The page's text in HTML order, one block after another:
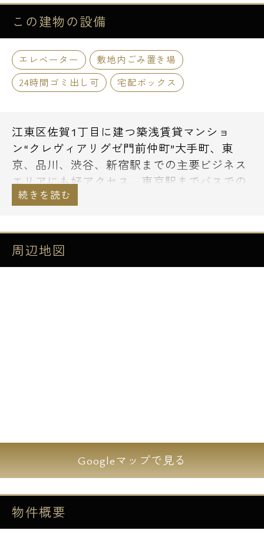
この建物の設備
エレベーター
敷地内ごみ置き場
24時間ゴミ出し可
宅配ボックス
江東区佐賀1丁目に建つ築浅賃貸マンショ
ン“クレヴィアリグゼ門前仲町”大手町、東
京、品川、渋谷、新宿駅までの主要ビジネス
エリアにも好アクセス。東京駅までバスでの
移動も可能です。コンビニ、飲食店はもちろ
元の方が集う居酒屋さんやご飯屋さんも多く
お気に入りのお店を見つけてみてはいかがで
しょうか。
エスアールホームでは仲介手数料最大無料！
初期費用をお持ちのクレジットカードで決済
することが可能です。アメックス・JCB・
VISA・マスター・DISCOVERの利用が可能で
す。
周辺地図
Googleマップで見る
物件概要